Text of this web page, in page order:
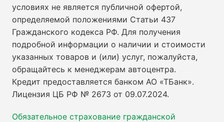
условиях не является публичной офертой,
определяемой положениями Статьи 437
Гражданского кодекса РФ. Для получения
подробной информации о наличии и стоимости
указанных товаров и (или) услуг, пожалуйста,
обращайтесь к менеджерам автоцентра.
Кредит предоставляется банком АО «ТБанк».
Лицензия ЦБ РФ № 2673 от 09.07.2024.
Обязательное страхование гражданской